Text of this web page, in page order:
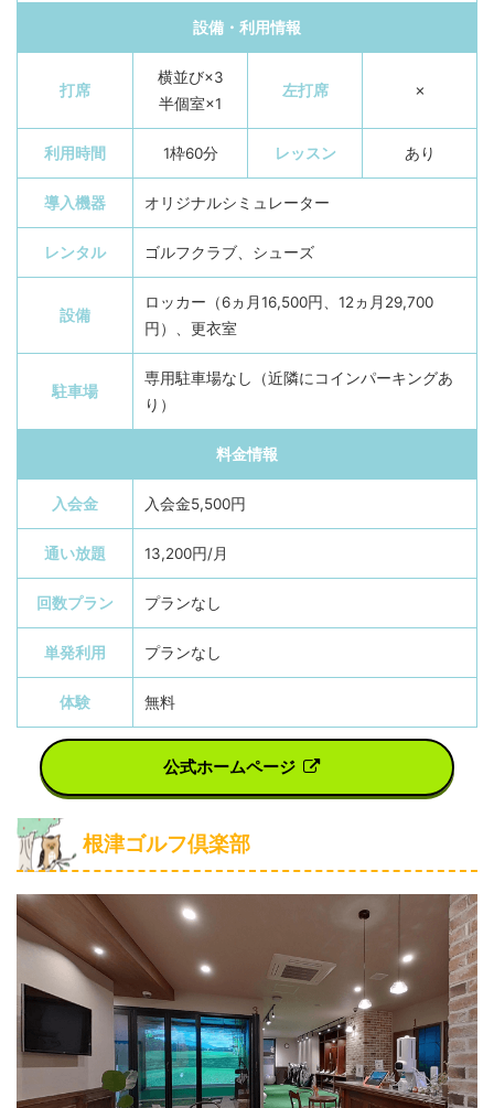
設備・利用情報
打席
横並び×3
半個室×1
左打席 ✗
利用時間 1枠60分 レッスン あり
導入機器 オリジナルシミュレーター
レンタル ゴルフクラブ、シューズ
設備
ロッカー（6ヵ月16,500円、12ヵ月29,700
円）、更衣室
駐車場
専用駐車場なし（近隣にコインパーキングあ
り）
料金情報
入会金 入会金5,500円
通い放題 13,200円/月
回数プラン プランなし
単発利用 プランなし
体験 無料
公式ホームページ
根津ゴルフ倶楽部